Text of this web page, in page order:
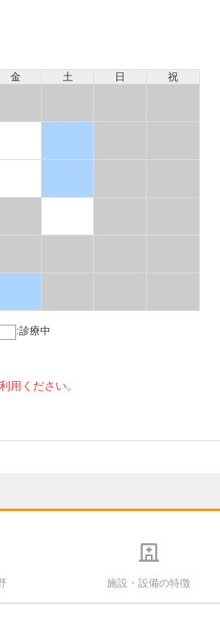
金 土 日 祝
:診療中
用ください。
施設・設備の特徴